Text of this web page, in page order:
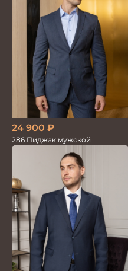
24 900 ₽
286 Пиджак мужской